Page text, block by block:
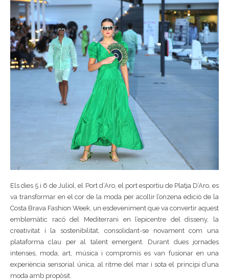
Els dies 5 i 6 de Juliol, el Port d’Aro, el port esportiu de Platja D’Aro, es
va transformar en el cor de la moda per acollir l’onzena edició de la
Costa Brava Fashion Week, un esdeveniment que va convertir aquest
emblemàtic racó del Mediterrani en l’epicentre del disseny, la
creativitat i la sostenibilitat, consolidant-se novament com una
plataforma clau per al talent emergent. Durant dues jornades
intenses, moda, art, música i compromís es van fusionar en una
experiència sensorial única, al ritme del mar i sota el principi d’una
moda amb propòsit.